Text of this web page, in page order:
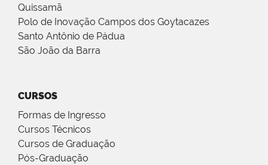
Quissamã
Polo de Inovação Campos dos Goytacazes
Santo Antônio de Pádua
São João da Barra
CURSOS
Formas de Ingresso
Cursos Técnicos
Cursos de Graduação
Pós-Graduação